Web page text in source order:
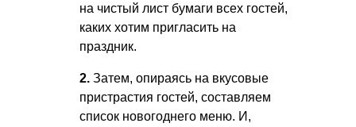
на чистый лист бумаги всех гостей,
каких хотим пригласить на
праздник.
2. Затем, опираясь на вкусовые
пристрастия гостей, составляем
список новогоднего меню. И,